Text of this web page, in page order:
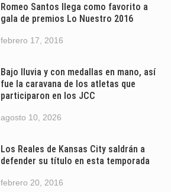
Romeo Santos llega como favorito a
gala de premios Lo Nuestro 2016
febrero 17, 2016
Bajo lluvia y con medallas en mano, así
fue la caravana de los atletas que
participaron en los JCC
agosto 10, 2026
Los Reales de Kansas City saldrán a
defender su título en esta temporada
febrero 20, 2016